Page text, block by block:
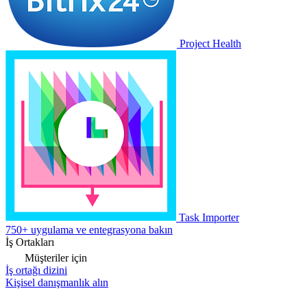
Project Health
Task Importer
750+ uygulama ve entegrasyona bakın
İş Ortakları
Müşteriler için
İş ortağı dizini
Kişisel danışmanlık alın